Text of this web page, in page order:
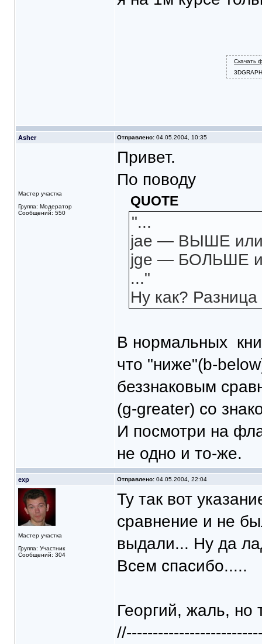
Скачать
Asher Отправлено:04.05.2004, 10:35
Мастер участка
Группа: Модератор
Сообщений: 550
Привет.
По поводу
QUOTE
"...
jae — ВЫШЕ или
jge — БОЛЬШЕ
..."
Ну как? Разница
В нормальных
что "ниже"(b-
беззнаковым
(g-greater) со
И посмотри на
не одно и то-же.
exp Отправлено:04.05.2004, 22:04
Мастер участка
Группа: Участник
Сообщений: 304
Ту так вот
сравнение и не
выдали... Ну да
Всем спасибо.....
Георгий, жаль, но